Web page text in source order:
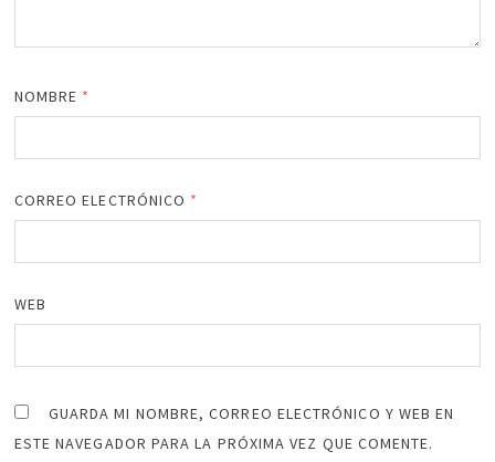
NOMBRE *
CORREO ELECTRÓNICO *
WEB
GUARDA MI NOMBRE, CORREO ELECTRÓNICO Y WEB EN
ESTE NAVEGADOR PARA LA PRÓXIMA VEZ QUE COMENTE.